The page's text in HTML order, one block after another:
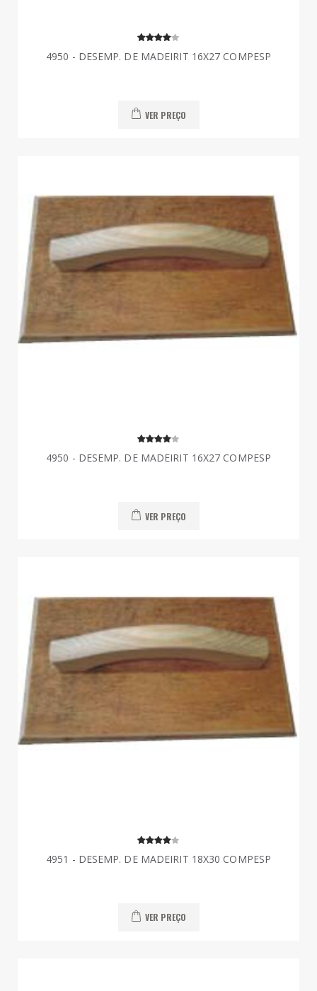
4950 - DESEMP. DE MADEIRIT 16X27 COMPESP
VER PREÇO
4950 - DESEMP. DE MADEIRIT 16X27 COMPESP
VER PREÇO
4951 - DESEMP. DE MADEIRIT 18X30 COMPESP
VER PREÇO